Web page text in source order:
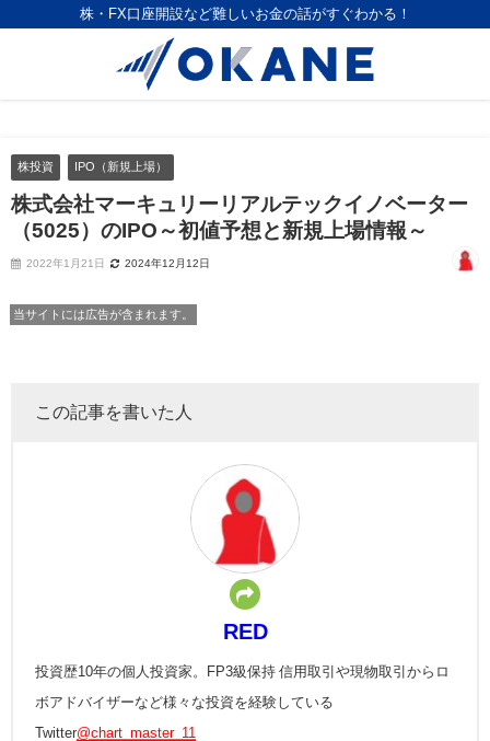
株・FX口座開設など難しいお金の話がすぐわかる！
株投資 IPO（新規上場）
株式会社マーキュリーリアルテックイノベーター
（5025）のIPO～初値予想と新規上場情報～
2022年1月21日 2024年12月12日
当サイトには広告が含まれます。
この記事を書いた人
RED
投資歴10年の個人投資家。FP3級保持 信用取引や現物取引からロ
ボアドバイザーなど様々な投資を経験している
Twitter@chart_master_11